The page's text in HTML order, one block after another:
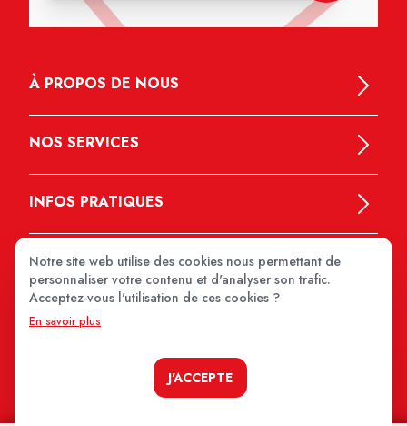
À PROPOS DE NOUS
NOS SERVICES
INFOS PRATIQUES
Notre site web utilise des cookies nous permettant de
personnaliser votre contenu et d'analyser son trafic.
Acceptez-vous l'utilisation de ces cookies ?
En savoir plus
J'ACCEPTE